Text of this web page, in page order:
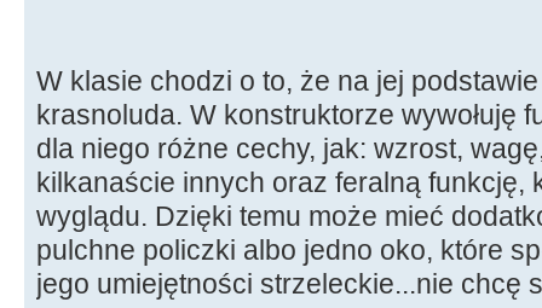
W klasie chodzi o to, że na jej
krasnoluda. W konstruktorze wywołuję
dla niego różne cechy, jak: wzrost,
kilkanaście innych oraz feralną funkcję,
wyglądu. Dzięki temu może mieć
pulchne policzki albo jedno oko, które
jego umiejętności strzeleckie...nie chcę